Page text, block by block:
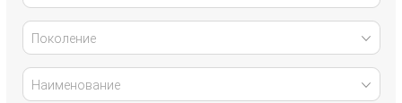
Поколение
Наименование